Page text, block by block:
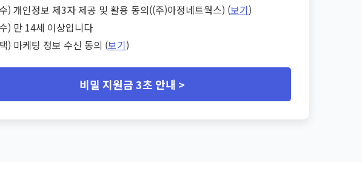
) 개인정보 제3자 제공 및 활용 동의((주)아정네트웍스) (보기)
) 만 14세 이상입니다
) 마케팅 정보 수신 동의 (보기)
비밀 지원금 3초 안내 >